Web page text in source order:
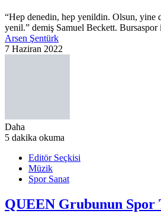
“Hep denedin, hep yenildin. Olsun, yine
yenil.” demiş Samuel Beckett.
Arsen Şentürk
7 Haziran 2022
Daha
5 dakika okuma
Editör Seçkisi
Müzik
Spor Sanat
QUEEN Grubunun Spor